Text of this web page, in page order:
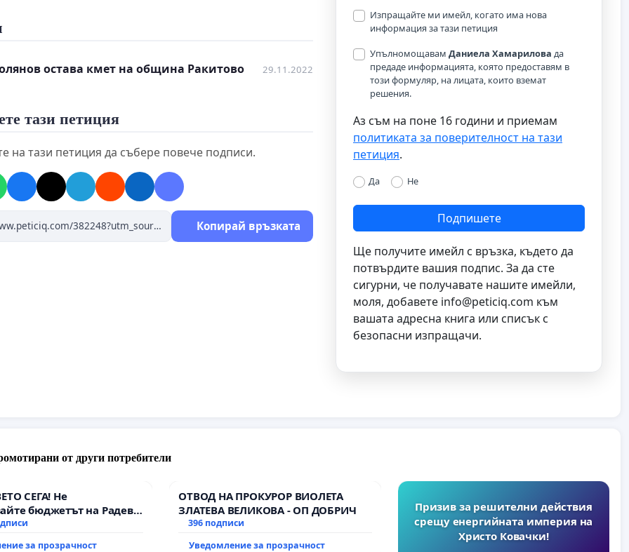
остава кмет на община Ракитово 29.11.2022
тази петиция
на тази петиция да събере повече подписи.
Копирай връзката
Изпращайте ми имейл, когато има нова
информация за тази петиция
Упълномощавам Даниела Хамарилова да
предаде информацията, която предоставям в
този формуляр, на лицата, които вземат
решения.
Аз съм на поне 16 години и приемам
политиката за поверителност на тази
петиция.
Да Не
Подпишете
Ще получите имейл с връзка, където да
потвърдите вашия подпис. За да сте
сигурни, че получавате нашите имейли,
моля, добавете info@peticiq.com към
вашата адресна книга или списък с
безопасни изпращачи.
от други потребители
СЕГА! Не
бюджетът на Радев
парите и правата ни в
за прозрачност
ОТВОД НА ПРОКУРОР ВИОЛЕТА
ЗЛАТЕВА ВЕЛИКОВА - ОП ДОБРИЧ
396 подписи
Уведомление за прозрачност
Призив за решителни действия
срещу енергийната империя на
Христо Ковачки!